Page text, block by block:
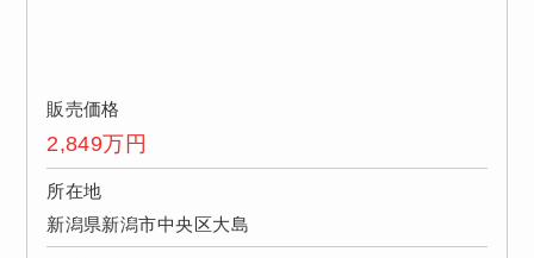
販売価格
2,849万円
所在地
新潟県新潟市中央区大島